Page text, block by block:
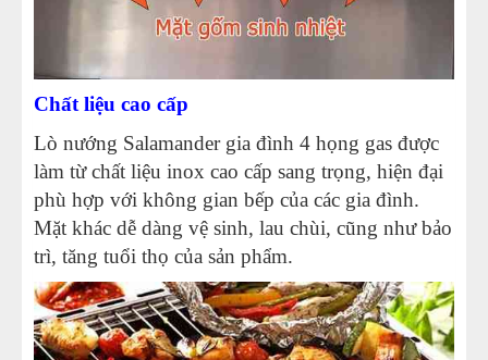
Chất liệu cao cấp
Lò nướng Salamander gia đình 4 họng gas được
làm từ chất liệu inox cao cấp sang trọng, hiện đại
phù hợp với không gian bếp của các gia đình.
Mặt khác dễ dàng vệ sinh, lau chùi, cũng như bảo
trì, tăng tuổi thọ của sản phẩm.